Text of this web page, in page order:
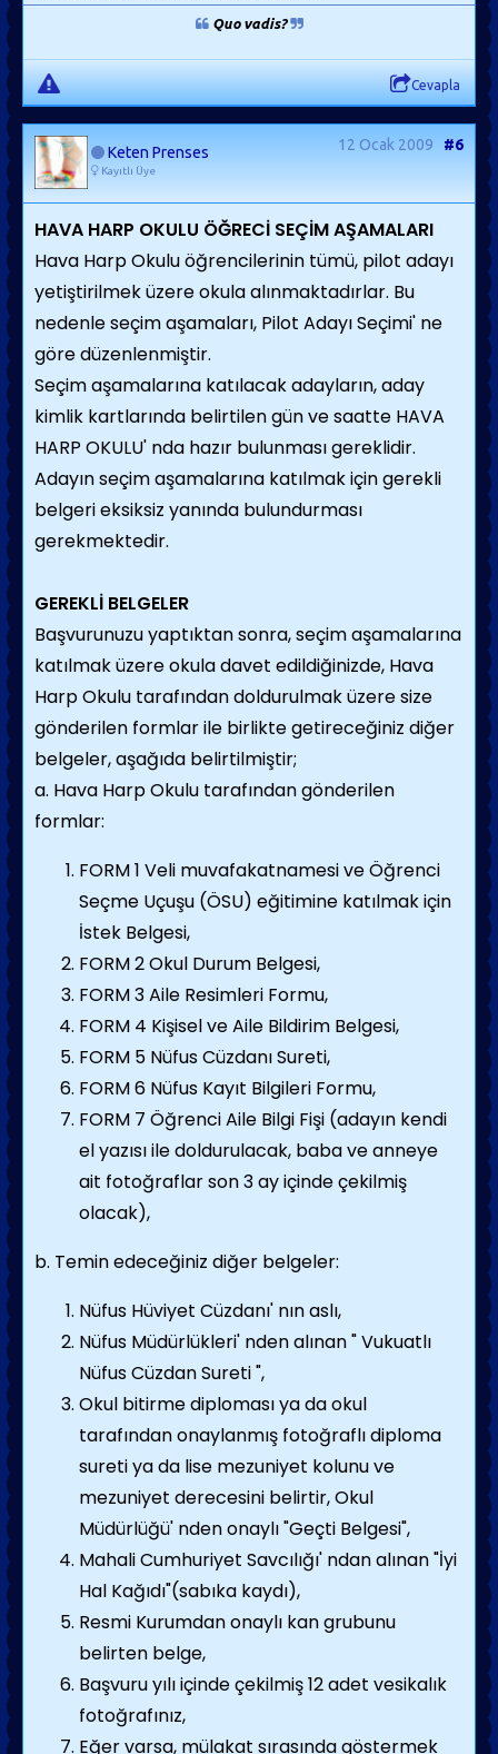
Quo vadis?
Cevapla
Keten Prenses
Kayıtlı Üye
12 Ocak 2009 #6
HAVA HARP OKULU ÖĞRECİ SEÇİM AŞAMALARI
Hava Harp Okulu öğrencilerinin tümü, pilot adayı
yetiştirilmek üzere okula alınmaktadırlar. Bu
nedenle seçim aşamaları, Pilot Adayı Seçimi' ne
göre düzenlenmiştir.
Seçim aşamalarına katılacak adayların, aday
kimlik kartlarında belirtilen gün ve saatte HAVA
HARP OKULU' nda hazır bulunması gereklidir.
Adayın seçim aşamalarına katılmak için gerekli
belgeri eksiksiz yanında bulundurması
gerekmektedir.
GEREKLİ BELGELER
Başvurunuzu yaptıktan sonra, seçim aşamalarına
katılmak üzere okula davet edildiğinizde, Hava
Harp Okulu tarafından doldurulmak üzere size
gönderilen formlar ile birlikte getireceğiniz diğer
belgeler, aşağıda belirtilmiştir;
a. Hava Harp Okulu tarafından gönderilen
formlar:
FORM 1 Veli muvafakatnamesi ve Öğrenci
Seçme Uçuşu (ÖSU) eğitimine katılmak için
İstek Belgesi,
FORM 2 Okul Durum Belgesi,
FORM 3 Aile Resimleri Formu,
FORM 4 Kişisel ve Aile Bildirim Belgesi,
FORM 5 Nüfus Cüzdanı Sureti,
FORM 6 Nüfus Kayıt Bilgileri Formu,
FORM 7 Öğrenci Aile Bilgi Fişi (adayın kendi
el yazısı ile doldurulacak, baba ve anneye
ait fotoğraflar son 3 ay içinde çekilmiş
olacak),
b. Temin edeceğiniz diğer belgeler:
Nüfus Hüviyet Cüzdanı' nın aslı,
Nüfus Müdürlükleri' nden alınan " Vukuatlı
Nüfus Cüzdan Sureti ",
Okul bitirme diploması ya da okul
tarafından onaylanmış fotoğraflı diploma
sureti ya da lise mezuniyet kolunu ve
mezuniyet derecesini belirtir, Okul
Müdürlüğü' nden onaylı "Geçti Belgesi",
Mahali Cumhuriyet Savcılığı' ndan alınan "İyi
Hal Kağıdı"(sabıka kaydı),
Resmi Kurumdan onaylı kan grubunu
belirten belge,
Başvuru yılı içinde çekilmiş 12 adet vesikalık
fotoğrafınız,
Eğer varsa, mülakat sırasında göstermek